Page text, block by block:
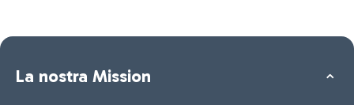
La nostra Mission